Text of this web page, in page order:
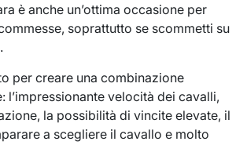
è anche un’ottima occasione per
soprattutto se scommetti su
.
per creare una combinazione
l’impressionante velocità dei cavalli,
la possibilità di vincite elevate, il
a scegliere il cavallo e molto